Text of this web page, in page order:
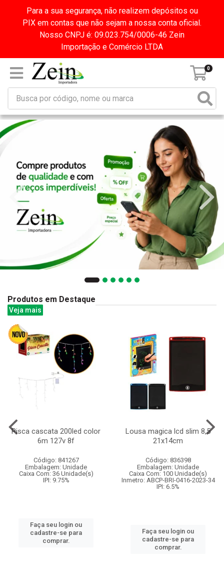
Para a sua segurança, não realizem depósitos ou
PIX em contas que não sejam a nossa conta oficial.
Nosso CNPJ é: 09.023.754/0006-46 Zein
Importação e Comércio LTDA
0
Produtos em Destaque
Veja mais
Pisca cascata 200led color
6m 127v 8f
Código: 841267
Embalagem: Unidade
Caixa Com: 36 Unidade(s)
IPI: 9.75%
Faça seu login ou
cadastre-se para
comprar.
Lousa magica lcd slim 8,5
21x14cm
Código: 836398
Embalagem: Unidade
Caixa Com: 100 Unidade(s)
Inmetro: ABCP-BRI-0416-2023-34
IPI: 6.5%
Faça seu login ou
cadastre-se para
comprar.